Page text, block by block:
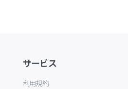
サービス
利用規約